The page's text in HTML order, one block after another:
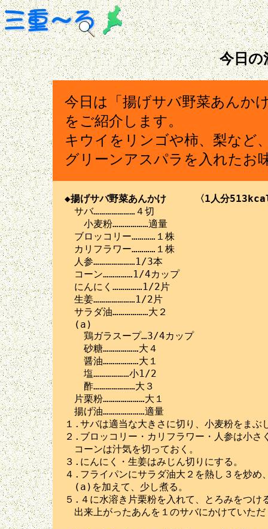
今日の
今日は「揚げサバ野菜あんか
をご紹介します。
キウイをリンゴや柿、梨など
グリーンアスパラを入れたお
◆揚げサバ野菜あんかけ　　　〈1人分
サバ…………………４切
小麦粉………………適量
ブロッコリー…………１株
カリフラワー…………１株
人参…………………1/3本
コーン……………1/4カップ
にんにく……………1/2片
生姜…………………1/2片
サラダ油………………大２
(a)
鶏ガラスープ…3/4カップ
砂糖………………大４
醤油………………大１
塩………………小1/2
酢…………………大３
片栗粉…………………大１
揚げ油…………………適量
１.サバは適当な大きさに切り、小麦粉をまぶ
２.ブロッコリー・カリフラワー・人参は小さ
コーンは汁気を切っておく。
３.にんにく・生姜はみじん切りにする。
４.フライパンにサラダ油大２を熱し３を炒め
(a)を加えて、少し煮る。
５.４に水溶き片栗粉を入れて、とろみをつけ
出来上がったあんを１のサバにかけていただ